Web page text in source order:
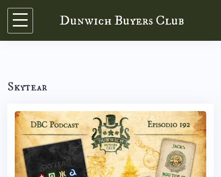
Skip
content
Dunwich Buyers Club
Skytear